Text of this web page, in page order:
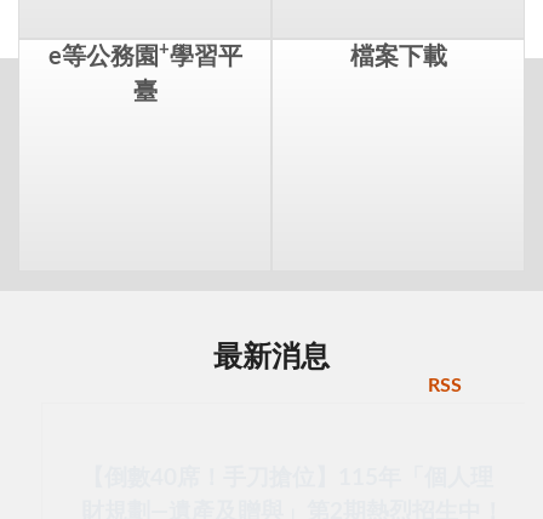
e等公務園 +學習平
臺
檔案下載
最新消息
RSS